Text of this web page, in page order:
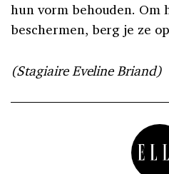
hun vorm behouden. Om
beschermen, berg je ze
(Stagiaire Eveline Briand)